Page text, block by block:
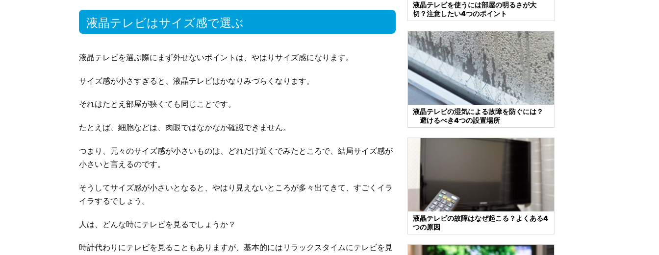
液晶テレビはサイズ感で選ぶ
液晶テレビを選ぶ際にまず外せないポイントは、やはりサイズ感になります。
サイズ感が小さすぎると、液晶テレビはかなりみづらくなります。
それはたとえ部屋が狭くても同じことです。
たとえば、細胞などは、肉眼ではなかなか確認できません。
つまり、元々のサイズ感が小さいものは、どれだけ近くでみたところで、結局サイズ感が
小さいと言えるのです。
そうしてサイズ感が小さいとなると、やはり見えないところが多々出てきて、すごくイラ
イラするでしょう。
人は、どんな時にテレビを見るでしょうか？
時計代わりにテレビを見ることもありますが、基本的にはリラックスタイムにテレビを見
液晶テレビを使うには部屋の明るさが大
切？注意したい4つのポイント
液晶テレビの湿気による故障を防ぐには？
避けるべき4つの設置場所
液晶テレビの故障はなぜ起こる？よくある4
つの原因